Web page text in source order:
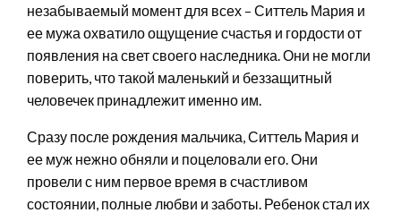
незабываемый момент для всех – Ситтель Мария и
ее мужа охватило ощущение счастья и гордости от
появления на свет своего наследника. Они не могли
поверить, что такой маленький и беззащитный
человечек принадлежит именно им.
Сразу после рождения мальчика, Ситтель Мария и
ее муж нежно обняли и поцеловали его. Они
провели с ним первое время в счастливом
состоянии, полные любви и заботы. Ребенок стал их